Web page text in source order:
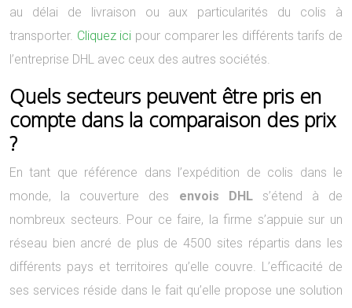
au délai de livraison ou aux particularités du colis à
transporter. Cliquez ici pour comparer les différents tarifs de
l’entreprise DHL avec ceux des autres sociétés.
Quels secteurs peuvent être pris en
compte dans la comparaison des prix
?
En tant que référence dans l’expédition de colis dans le
monde, la couverture des envois DHLs’étend à de
nombreux secteurs. Pour ce faire, la firme s’appuie sur un
réseau bien ancré de plus de 4500 sites répartis dans les
différents pays et territoires qu’elle couvre. L’efficacité de
ses services réside dans le fait qu’elle propose une solution